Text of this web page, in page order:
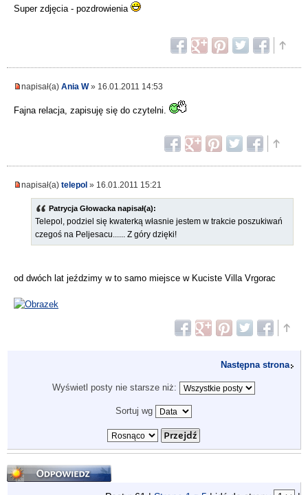
Super zdjęcia - pozdrowienia
napisał(a) Ania W» 16.01.2011 14:53
Fajna relacja, zapisuję się do czytelni.
napisał(a) telepol » 16.01.2011 15:21
Patrycja Głowacka napisał(a):
Telepol, podziel się kwaterką własnie jestem w trakcie poszukiwań
czegoś na Peljesacu...... Z góry dzięki!
od dwóch lat jeździmy w to samo miejsce w Kuciste Villa Vrgorac
Następna strona
Wyświetl posty nie starsze niż:
Sortuj wg
Odpowiedz